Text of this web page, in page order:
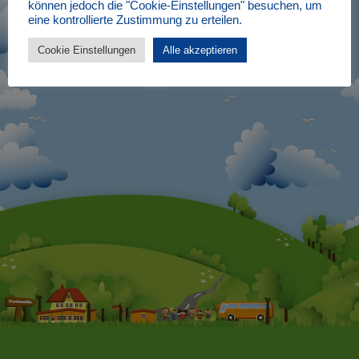
Schneckenmühle e.V.
können jedoch die "Cookie-Einstellungen" besuchen, um
eine kontrollierte Zustimmung zu erteilen.
Cookie Einstellungen Alle akzeptieren